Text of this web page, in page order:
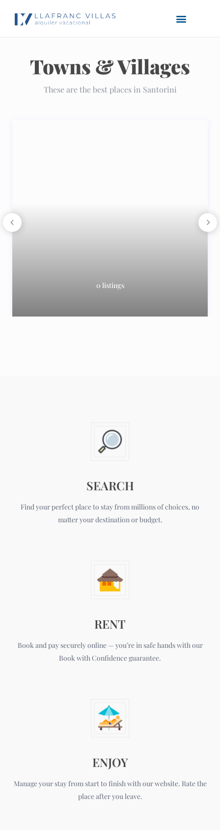
Home Homepage Bakery
Towns & Villages
These are the best places in Santorini
0 listings
SEARCH
Find your perfect place to stay from millions of choices, no
matter your destination or budget.
RENT
Book and pay securely online — you’re in safe hands with our
Book with Confidence guarantee.
ENJOY
Manage your stay from start to finish with our website. Rate the
place after you leave.